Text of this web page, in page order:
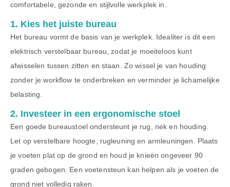
comfortabele, gezonde en stijlvolle werkplek in.
1. Kies het juiste bureau
Het bureau vormt de basis van je werkplek. Idealiter is dit een
elektrisch verstelbaar bureau, zodat je moeiteloos kunt
afwisselen tussen zitten en staan. Zo wissel je van houding
zonder je workflow te onderbreken en verminder je lichamelijke
belasting.
2. Investeer in een ergonomische stoel
Een goede bureaustoel ondersteunt je rug, nek en houding.
Let op verstelbare hoogte, rugleuning en armleuningen. Plaats
je voeten plat op de grond en houd je knieën ongeveer 90
graden gebogen. Een voetensteun kan helpen als je voeten de
grond niet volledig raken.